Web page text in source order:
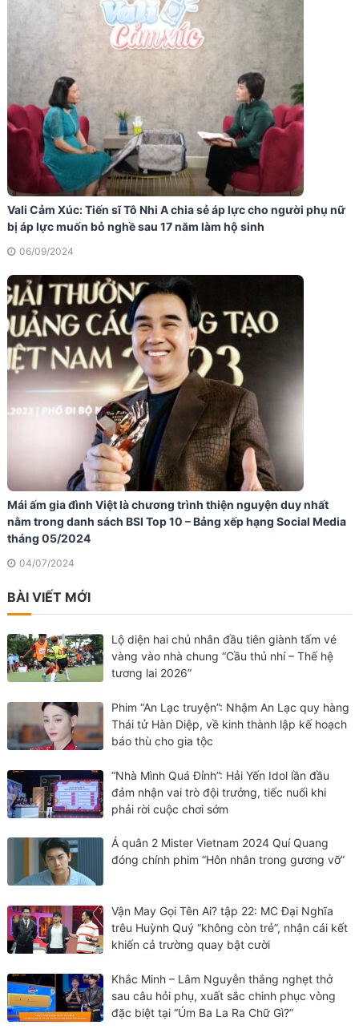
Vali Cảm Xúc: Tiến sĩ Tô Nhi A chia sẻ áp lực cho người phụ nữ
bị áp lực muốn bỏ nghề sau 17 năm làm hộ sinh
06/09/2024
Mái ấm gia đình Việt là chương trình thiện nguyện duy nhất
nằm trong danh sách BSI Top 10 – Bảng xếp hạng Social Media
tháng 05/2024
04/07/2024
BÀI VIẾT MỚI
Lộ diện hai chủ nhân đầu tiên giành tấm vé
vàng vào nhà chung “Cầu thủ nhí – Thế hệ
tương lai 2026”
Phim “An Lạc truyện”: Nhậm An Lạc quy hàng
Thái tử Hàn Diệp, về kinh thành lập kế hoạch
báo thù cho gia tộc
“Nhà Mình Quá Đỉnh”: Hải Yến Idol lần đầu
đảm nhận vai trò đội trưởng, tiếc nuối khi
phải rời cuộc chơi sớm
Á quân 2 Mister Vietnam 2024 Quí Quang
đóng chính phim “Hôn nhân trong gương vỡ”
Vận May Gọi Tên Ai? tập 22: MC Đại Nghĩa
trêu Huỳnh Quý “không còn trẻ”, nhận cái kết
khiến cả trường quay bật cười
Khắc Minh – Lâm Nguyễn thắng nghẹt thở
sau câu hỏi phụ, xuất sắc chinh phục vòng
đặc biệt tại “Úm Ba La Ra Chữ Gì?”